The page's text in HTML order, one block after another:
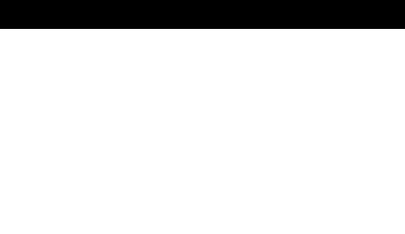
Отказ от ответственности